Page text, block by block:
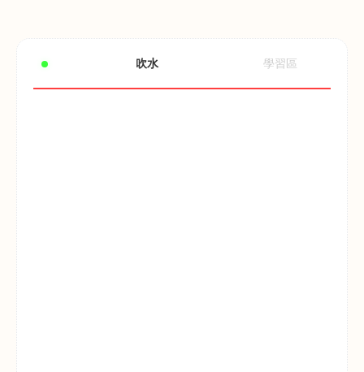
吹水 學習區